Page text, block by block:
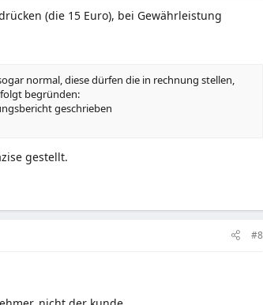
(die 15 Euro), bei Gewährleistung
normal, diese dürfen die in rechnung stellen,
begründen:
geschrieben
gestellt.
#8